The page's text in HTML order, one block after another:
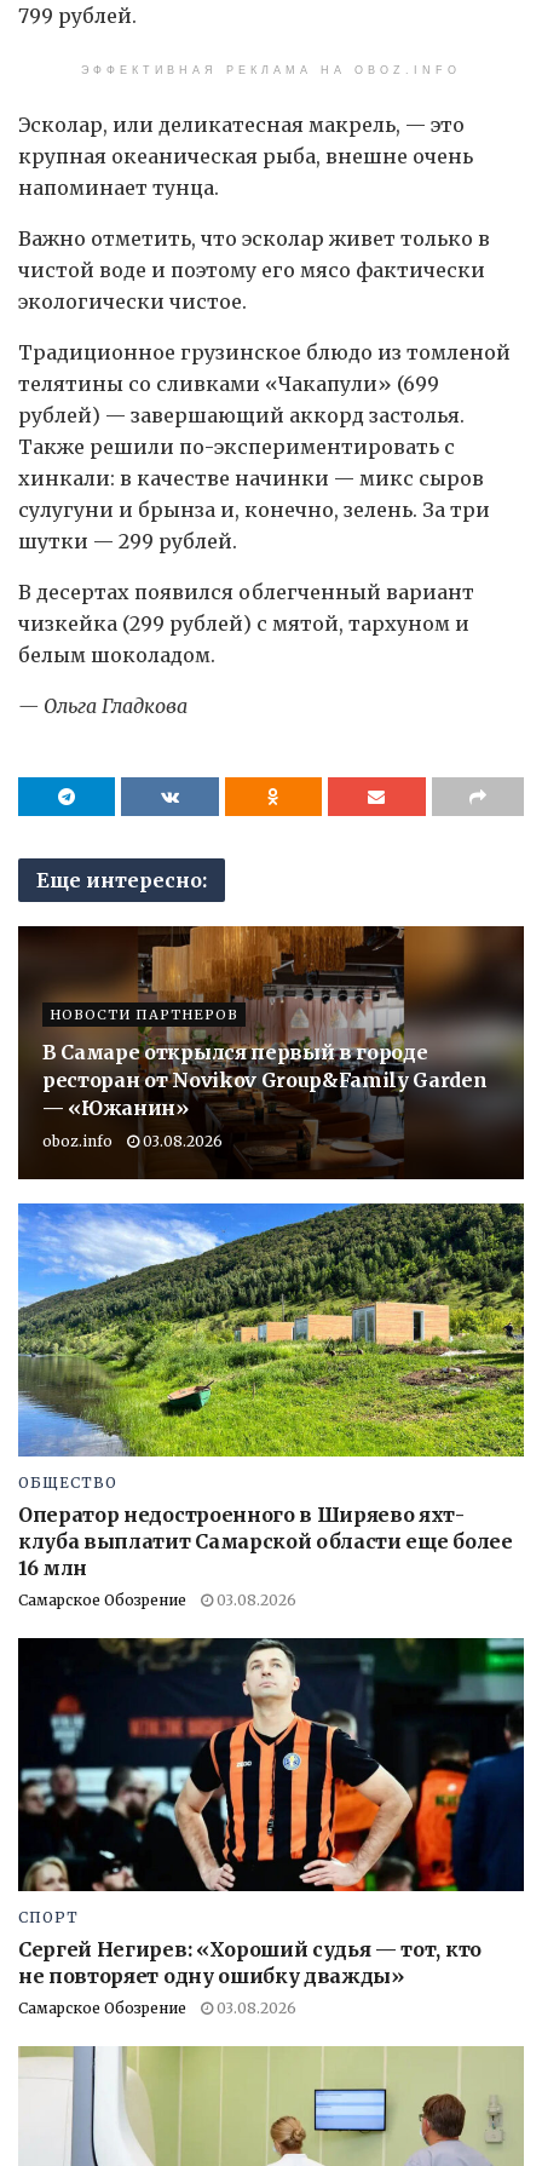
799 рублей.
ЭФФЕКТИВНАЯ РЕКЛАМА НА OBOZ.INFO
Эсколар, или деликатесная макрель, — это
крупная океаническая рыба, внешне очень
напоминает тунца.
Важно отметить, что эсколар живет только в
чистой воде и поэтому его мясо фактически
экологически чистое.
Традиционное грузинское блюдо из томленой
телятины со сливками «Чакапули» (699
рублей) — завершающий аккорд застолья.
Также решили по-экспериментировать с
хинкали: в качестве начинки — микс сыров
сулугуни и брынза и, конечно, зелень. За три
шутки — 299 рублей.
В десертах появился облегченный вариант
чизкейка (299 рублей) с мятой, тархуном и
белым шоколадом.
— Ольга Гладкова
Еще интересно:
НОВОСТИ ПАРТНЕРОВ
В Самаре открылся первый в городе
ресторан от Novikov Group&Family Garden
— «Южанин»
oboz.info 03.08.2026
ОБЩЕСТВО
Оператор недостроенного в Ширяево яхт-
клуба выплатит Самарской области еще более
16 млн
Самарское Обозрение 03.08.2026
СПОРТ
Сергей Негирев: «Хороший судья — тот, кто
не повторяет одну ошибку дважды»
Самарское Обозрение 03.08.2026